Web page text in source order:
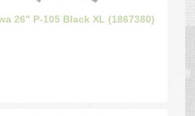
26" P-105 Black XL (1867380)